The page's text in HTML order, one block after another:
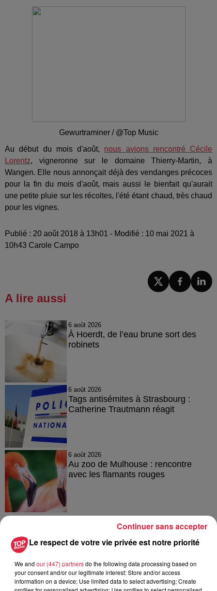
Gewurtraminer / @Top Music
Au début du mois d'août, nous avions rencontré Cécile
Lorentz, vigneronne sur le domaine Thierry-Martin, à
Wangen. Elle nous annonçait déjà des vendanges précoces
pour la fin du mois d'août, mais aussi le bienfait qu'aurait
une petite pluie sur les récoltes, l'été étant chaud, très chaud
pour les vignes.
Publié : 20 août 2018 à 13h01 - Modifié : 10 mai 2021 à
10h43 Carole Campo
A lire aussi
6 août 2026
À Hoerdt, de l’eau brune sort des
robinets
6 août 2026
Tags antisémites à Strasbourg :
Catherine Trautmann réagit
6 août 2026
Au zoo de Mulhouse : rencontre
avec les flamants rouges
À découvrir également
Le respect de votre vie privée est notre priorité
We and our (447) partnersdo the following data processing based on
your consent and/or our legitimate interest: Store and/or access
information on a device; Use limited data to select advertising; Create
Continuer sans accepter